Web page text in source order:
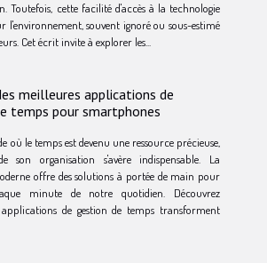
Toutefois, cette facilité d'accès à la technologie
l'environnement, souvent ignoré ou sous-estimé
Cet écrit invite à explorer les...
meilleures applications de
temps pour smartphones
où le temps est devenu une ressource précieuse,
son organisation s'avère indispensable. La
offre des solutions à portée de main pour
minute de notre quotidien. Découvrez
de gestion de temps transforment